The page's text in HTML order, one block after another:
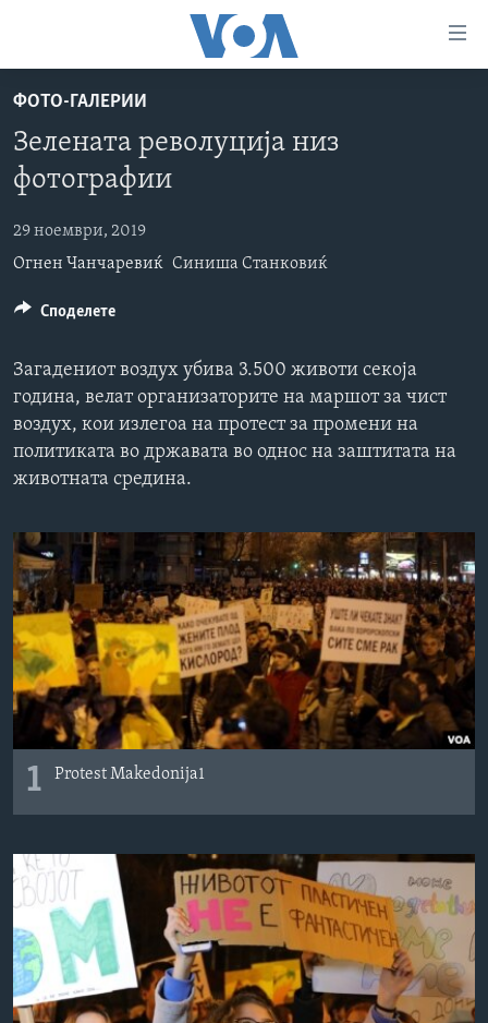
пристапност
на
главната
Премини
до
за
Пребарувај
РУБРИКИ
МАКЕДОНИЈА
СВЕТ
ЕКОНОМИЈА
ЗДРАВЈЕ
НАУКА
ФОТОГАЛЕРИИ
ДОКУМЕНТАРЦИ
АРХИВИРАНА ПРОГРАМА
NEWSFLASH - АРХИВА
ИЗБОРИ ВО САД 2020 - АРХИВА
ЗА НАС
Learning English
НАКУСО...
Јазици
ФОТО-ГАЛЕРИИ
Зелената револуција низ
фотографии
29 ноември, 2019
Огнен Чанчаревиќ Синиша Станковиќ
Загадениот воздух убива 3.500 животи секоја
година, велат организаторите на маршот за чист
воздух, кои излегоа на протест за промени на
политиката во државата во однос на заштитата на
животната средина.
1 Protest Makedonija1
Споделете